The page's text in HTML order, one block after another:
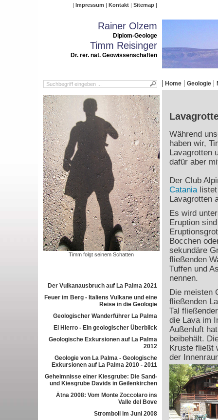
Impressum Kontakt Sitemap
Rainer Olzem
Diplom-Geologe
Timm Reisinger
Dr. rer. nat. Geowissenschaften
Home Geologie
Timm folgt seinem Schatten
Der Vulkanausbruch auf La Palma 2021
Feuer im Berg - Italiens Vulkane und eine
Reise in die Geologie
Geologischer Wanderführer La Palma
El Hierro - Ein geologischer Überblick
Geologische Exkursionen auf La Palma
2012
Geologie von La Palma - Geologische
Exkursionen auf La Palma 2010 - 2011
Geheimnisse einer Kiesgrube: Die Sand-
und Kiesgrube Davids in Geilenkirchen
Ätna 2008: Vom Monte Zoccolaro ins
Valle del Bove
Stromboli im Juni 2008
Während
haben wir,
Lavagrotten
dafür aber
Der Club
Catanialistet
Lavagrotten
Es wird
Eruption
Bocchen
sekundäre
fließenden
Tuffen und
nennen.
Die meisten
fließenden
Tal
die Lava im
Außenluft
beibehält.
Kruste fließt
der